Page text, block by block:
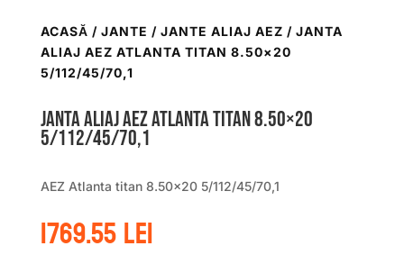
ACASĂ / JANTE / JANTE ALIAJ AEZ / JANTA
ALIAJ AEZ ATLANTA TITAN 8.50×20
5/112/45/70,1
Janta aliaj AEZ Atlanta titan 8.50×20
5/112/45/70,1
AEZ Atlanta titan 8.50×20 5/112/45/70,1
1769.55lei